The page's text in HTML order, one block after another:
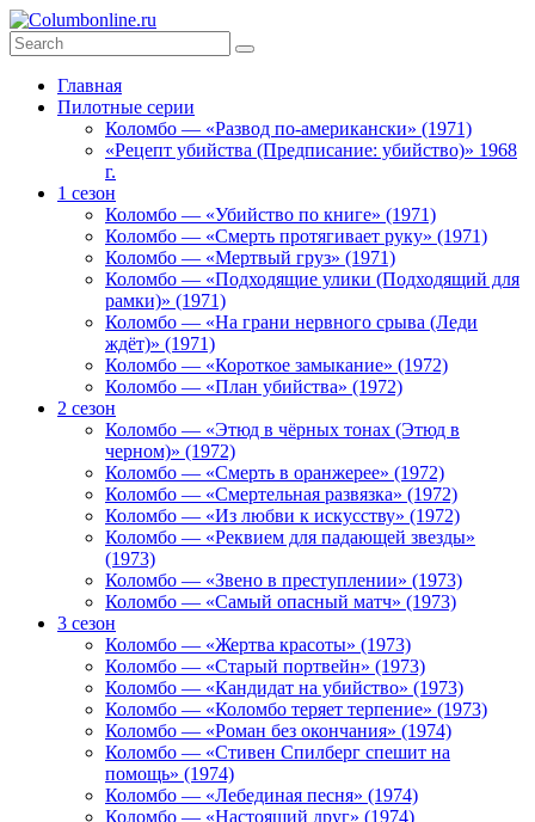
Skip
to
content
Главная
Пилотные серии
Коломбо — «Развод по-американски» (1971)
«Рецепт убийства (Предписание: убийство)» 1968
г.
1 сезон
Коломбо — «Убийство по книге» (1971)
Коломбо — «Смерть протягивает руку» (1971)
Коломбо — «Мертвый груз» (1971)
Коломбо — «Подходящие улики (Подходящий для
рамки)» (1971)
Коломбо — «На грани нервного срыва (Леди
ждёт)» (1971)
Коломбо — «Короткое замыкание» (1972)
Коломбо — «План убийства» (1972)
2 сезон
Коломбо — «Этюд в чёрных тонах (Этюд в
черном)» (1972)
Коломбо — «Смерть в оранжерее» (1972)
Коломбо — «Смертельная развязка» (1972)
Коломбо — «Из любви к искусству» (1972)
Коломбо — «Реквием для падающей звезды»
(1973)
Коломбо — «Звено в преступлении» (1973)
Коломбо — «Самый опасный матч» (1973)
3 сезон
Коломбо — «Жертва красоты» (1973)
Коломбо — «Старый портвейн» (1973)
Коломбо — «Кандидат на убийство» (1973)
Коломбо — «Коломбо теряет терпение» (1973)
Коломбо — «Роман без окончания» (1974)
Коломбо — «Стивен Спилберг спешит на
помощь» (1974)
Коломбо — «Лебединая песня» (1974)
Коломбо — «Настоящий друг» (1974)